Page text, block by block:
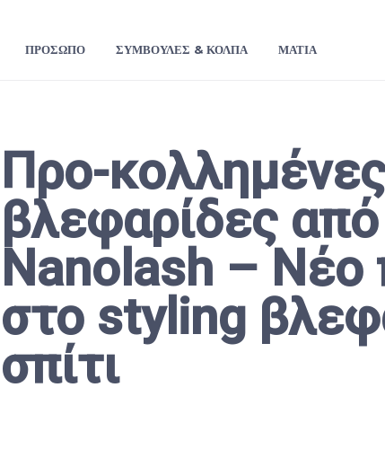
ΠΡΌΣΩΠΟ ΣΥΜΒΟΥΛΈΣ & ΚΌΛΠΑ ΜΆΤΙΑ
Προ-
βλεφαρίδες
Nanolash – Νέο
στο styling
σπίτι